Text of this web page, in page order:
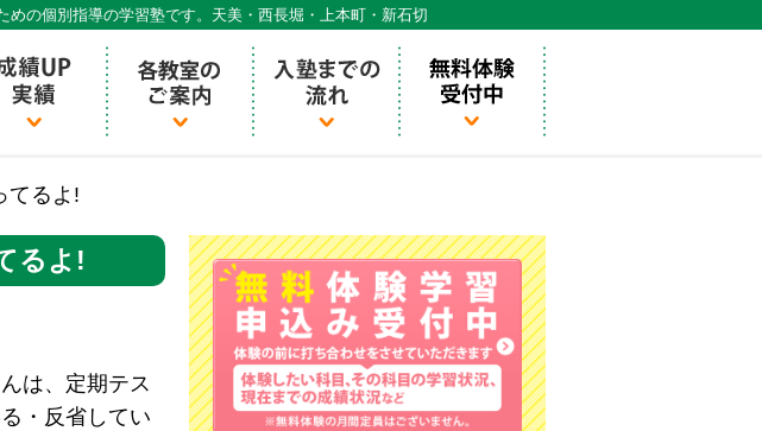
の個別指導の学習塾です。天美・西長堀・上本町・新石切
るよ!
るよ!
は、定期テス
・反省してい